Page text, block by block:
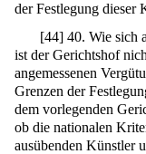
der Festlegung dieser
[44] 40. Wie sich
ist der Gerichtshof
angemessenen
Grenzen der
dem vorlegenden
ob die nationalen
ausübenden Künstler